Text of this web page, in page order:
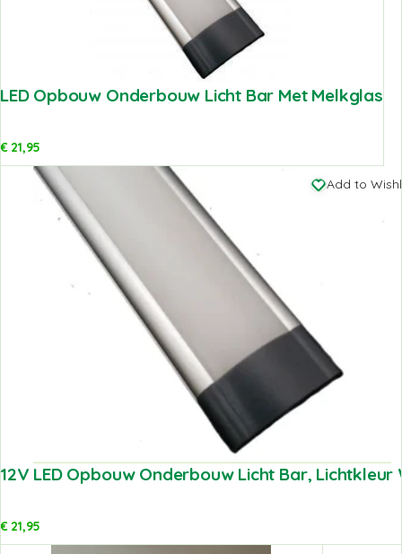
LED Opbouw Onderbouw Licht Bar Met Melkglas
€21,95
Add to
12V LED Opbouw Onderbouw Licht Bar, Lichtkleur
€21,95